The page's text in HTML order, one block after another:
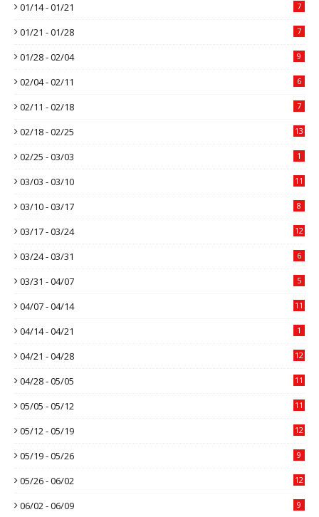
01/14 - 01/21 7
01/21 - 01/28 7
01/28 - 02/04 9
02/04 - 02/11 6
02/11 - 02/18 7
02/18 - 02/25 13
02/25 - 03/03 1
03/03 - 03/10 11
03/10 - 03/17 8
03/17 - 03/24 12
03/24 - 03/31 6
03/31 - 04/07 5
04/07 - 04/14 11
04/14 - 04/21 1
04/21 - 04/28 12
04/28 - 05/05 11
05/05 - 05/12 11
05/12 - 05/19 12
05/19 - 05/26 9
05/26 - 06/02 12
06/02 - 06/09 9